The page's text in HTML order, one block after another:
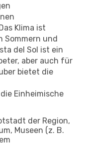
Klima ist
Sommern und
del Sol ist ein
aber auch für
bietet die
Einheimische
der Region,
Museen (z. B.